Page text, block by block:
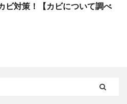
ビ対策！【カビについて調べ